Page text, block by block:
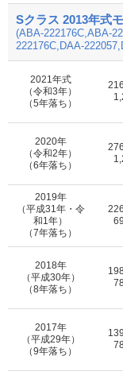
Sクラス 2013年式
(ABA-222176C,ABA-
222176C,DAA-
222066,DBA-
222982C,DBA-
222163,DLA-
222034,LDA-
2021年式
（令和3年）
（5年落ち）
2020年
（令和2年）
（6年落ち）
2019年
（平成31年・令
和1年）
（7年落ち）
2018年
（平成30年）
（8年落ち）
2017年
（平成29年）
（9年落ち）